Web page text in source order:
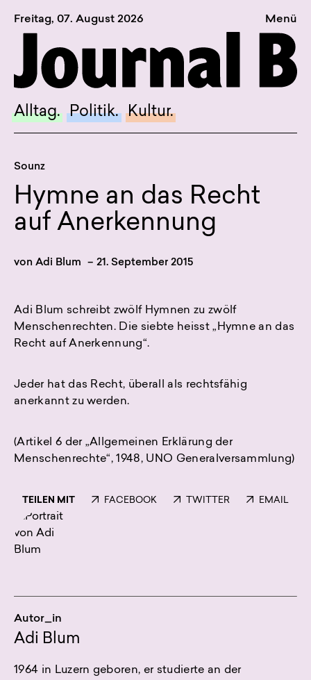
Freitag, 07. August 2026
Alltag. Politik. Kultur.
Menü
Sagt, was Bern bewegt
Alltag.
Politik.
Kultur.
Dossier.
Suche.
INSTAGRAM
Sounz
Hymne an das Recht
auf Anerkennung
von Adi Blum – 21. September 2015
Adi Blum schreibt zwölf Hymnen zu zwölf
Menschenrechten. Die siebte heisst „Hymne an das
Recht auf Anerkennung“.
Jeder hat das Recht, überall als rechtsfähig
anerkannt zu werden.
(Artikel 6 der „Allgemeinen Erklärung der
Menschenrechte“, 1948, UNO Generalversammlung)
TEILEN MIT FACEBOOK TWITTER EMAIL
Autor_in
Adi Blum
1964 in Luzern geboren, er studierte an der